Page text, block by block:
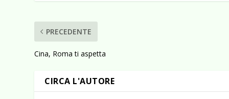
PRECEDENTE
Cina, Roma ti aspetta
CIRCA L'AUTORE